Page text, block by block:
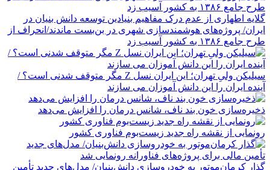
گلایه اطهاری از عدم درک مفاهیم بنیادین توسعه دانش بنیان در
ایران/ پروژه‌های هوشمندسازی شهری در بن‌بست ماندند/انحراف از
طرح جامع ۱۳۸۶ به کشور آسیب زد
سیلیکن ولیِ تهران؛ این ایران نسل Z مگر متوقف شدنی است؟ /
آینده ایران را این دانش آموزان می سازند
ذخیره‌سازی خون بند ناف، شانس درمان را افزایش می‌دهد
رونمایی از نقشه راه جدید زیست‌بوم فناوری کشور
گذار کرمان‌موتور به خودروسازی دانش‌بنیان/ مدل‌های جدید تأمین